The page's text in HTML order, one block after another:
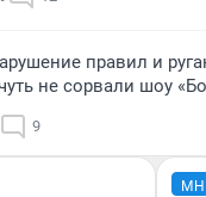
правил и
не сорвали шоу
9